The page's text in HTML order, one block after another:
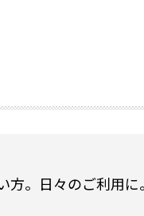
。日々のご利用に。